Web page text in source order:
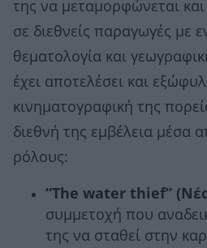
της να μεταμορφώνεται
σε διεθνείς παραγωγές με
θεματολογία και
έχει αποτελέσει και
κινηματογραφική της
διεθνή της εμβέλεια μέσα
ρόλους:
“The water thief”
συμμετοχή που
της να σταθεί στην